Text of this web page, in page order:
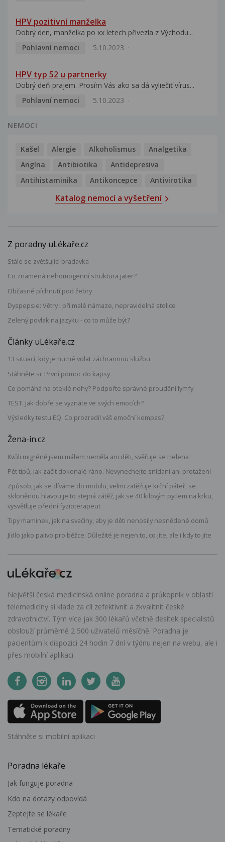
HPV pozitivní manželka
Dobrý den, manželka po xx letech přivezla z Východu...
Pohlavní nemoci
5.10.2023
HPV typ 52 u partnerky
Dobrý deň prajem. Prosím Vás ako sa dá vyliečiť vírus...
Pohlavní nemoci
5.10.2023
NEMOCI
Kašel Alergie Alkoholismus
Analgetika
Angína
Antibiotika
Antidepresiva
Antihistaminika
Antikoncepce Antivirotika
Katalog nemocí a vyšetření
Z poradny uLékaře.cz
Stále se zvětšující bradavka
Co znamená nehomogenní struktura jater?
Občasné píchnutí pod žebry
Dyspepsie: Větry i při malé námaze, nepravidelná stolice
Zelený povlak na jazyku - co to může být?
Články uLékaře.cz
13 situací, kdy je nutné volat záchrannou službu
Stáhněte si: První pomoc do kapsy
Co pomáhá na oteklé nohy? Podpořte správné proudění lymfy
TEST: Jak dobře se vyznáte ve svých emocích?
Výsledky testu EQ: Co prozradil váš emoční kompas?
Žena-in.cz
Kvůli migréně jsem málem neměla ani děti, svěřuje se Helena
Pět tipů, jak začít dokonalé ráno. Nevynechejte snídani ani protažení
Způsob, jak se díváme do mobilu, velmi zatěžuje krční páteř, se
skloněnou hlavou je to stejná zátěž, jak se 40 kilovým pytlem na krku,
vysvětluje přední fyzioterapeut
Tipy maminek, jak na svačiny, aby je děti nenosily nesnědené domů
Jídlo jako palivo pro běžce: Důležité je nejen to, co jíte, ale i kdy to jíte
Největší česká medicínská online poradna a průkopník v oblasti
telemedicíny si klade za cíl zefektivnit a zkvalitnit české
zdravotnictví. Tým více jak 300 lékařů včetně desítek specialistů
obslouží průměrně 2 500 uživatelů měsíčně. Poradna je
pacientům k dispozici 24 hodin 7 dní v týdnu nejen na webu, ale i
přes mobilní aplikaci.
Stáhněte si mobilní aplikaci
Poradna lékaře
Jak funguje poradna
Kdo na dotazy odpovídá
Zeptejte se lékaře
Tematické poradny